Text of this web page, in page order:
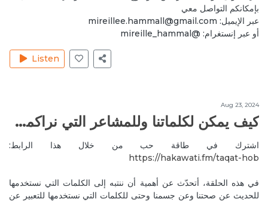
Feb 26, 2020
you are welcome! and thank you for listening
Reply
RitaH1
Reply
You are welcome! and thank you for listening!
RitaH1 Feb 27, 2020
بإمكانكم التواصل معي
عبر الإيميل: mireillee.hammall@gmail.com
أو عبر إنستغرام: @mireille_hammal
Listen
Aug 23, 2024
كيف يمكن لكلماتنا وللمشاعر التي نراكمها أن تصبح أمراضنا؟
اشترك في طاقة حب من خلال هذا الرابط:
https://hakawati.fm/taqat-hob‬
في هذه الحلقة، أتحدّث عن أهمية أن ننتبه إلى الكلمات التي نستخدمها
للحديث عن صحتنا وعن جسمنا وحتى للكلمات التي نستخدمها للتعبير عن